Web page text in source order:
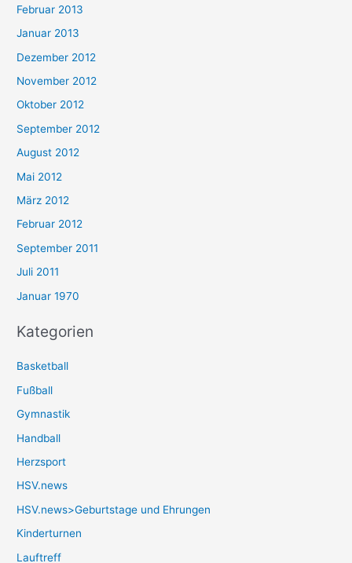
Februar 2013
Januar 2013
Dezember 2012
November 2012
Oktober 2012
September 2012
August 2012
Mai 2012
März 2012
Februar 2012
September 2011
Juli 2011
Januar 1970
Kategorien
Basketball
Fußball
Gymnastik
Handball
Herzsport
HSV.news
HSV.news>Geburtstage und Ehrungen
Kinderturnen
Lauftreff